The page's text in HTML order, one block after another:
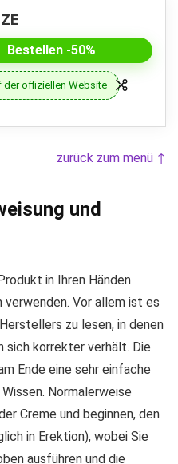
Bestellen -50%
der offiziellen Website
zurück zum menü ↑
und
in Ihren Händen
verwenden. Vor allem ist es
zu lesen, in denen
sich korrekter verhält. Die
Ende eine sehr einfache
Normalerweise
Creme und beginnen, den
in Erektion), wobei Sie
ausführen und die